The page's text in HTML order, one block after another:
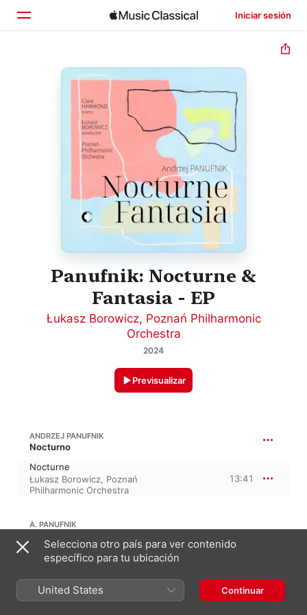
Iniciar sesión
Inicio
Explorar
Panufnik: Nocturne &
Fantasia - EP
Łukasz Borowicz, Poznań Philharmonic
Orchestra
2024
Previsualizar
ANDRZEJ PANUFNIK
Nocturno
Nocturne
Łukasz Borowicz, Poznań
Philharmonic Orchestra
13:41
A. PANUFNIK
Fantasia
Poznań Philharmonic Orchestra,
Borowicz
Selecciona otro país para ver contenido
específico para tu ubicación
United States Continuar